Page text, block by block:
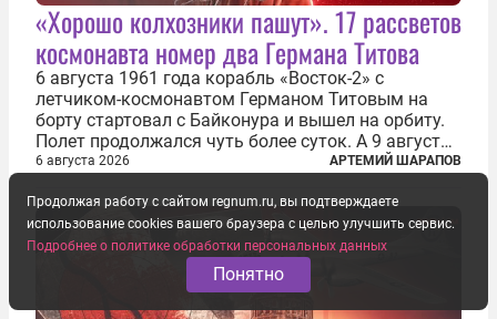
«Хорошо колхозники пашут». 17 рассветов
космонавта номер два Германа Титова
6 августа 1961 года корабль «Восток-2» с
летчиком-космонавтом Германом Титовым на
борту стартовал с Байконура и вышел на орбиту.
Полет продолжался чуть более суток. А 9 августа
второй человек в космосе получил звезду Героя
зачастую находится несколько...
6 августа 2026 АРТЕМИЙ ШАРАПОВ
Продолжая работу с сайтом regnum.ru, вы подтверждаете
использование cookies вашего браузера с целью улучшить сервис.
Подробнее о политике обработки персональных данных
Понятно